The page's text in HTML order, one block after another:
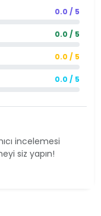
0.0 / 5
0.0 / 5
0.0 / 5
0.0 / 5
incelemesi
siz yapın!